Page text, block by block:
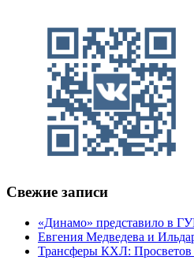
Свежие записи
«Динамо» представило в
Евгения Медведева и
Трансферы КХЛ: Просветов